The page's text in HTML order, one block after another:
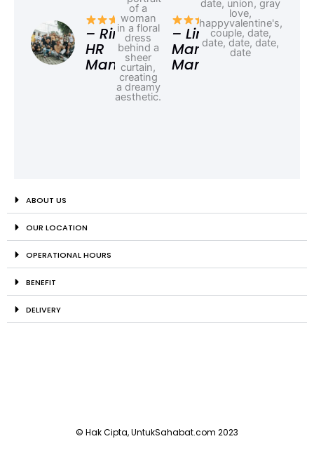
– Rina,
HR
Manager
– Linda,
Marketing
Manager
ABOUT US
OUR LOCATION
OPERATIONAL HOURS
BENEFIT
DELIVERY
© Hak Cipta, UntukSahabat.com 2023